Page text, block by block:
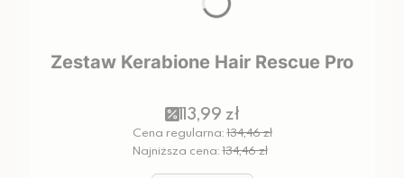
Zestaw Kerabione Hair Rescue Pro
113,99 zł
Cena regularna:134,46 zł
Najniższa cena:134,46 zł